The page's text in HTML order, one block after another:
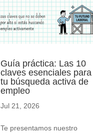
Guía práctica: Las 10
claves esenciales para
tu búsqueda activa de
empleo
Jul 21, 2026
Te presentamos nuestro